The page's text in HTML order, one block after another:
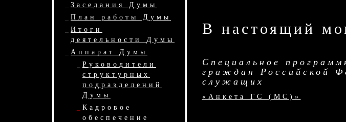
Заседания Думы
План работы Думы
Итоги
деятельности Думы
Аппарат Думы
Руководители
структурных
подразделений
Думы
Кадровое
обеспечение
В настоящий
Специальное
граждан Российской
служащих
«Анкета ГС (МС)»